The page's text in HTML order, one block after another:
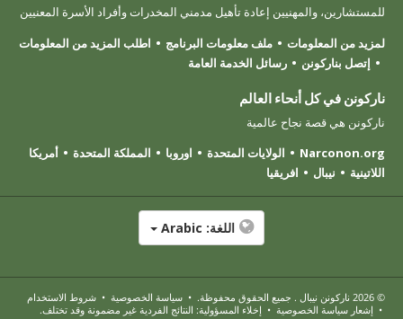
للمستشارين، والمهنيين إعادة تأهيل مدمني المخدرات وأفراد الأسرة المعنيين
لمزيد من المعلومات
ملف معلومات البرنامج
اطلب المزيد من المعلومات
إتصل بناركونن
رسائل الخدمة العامة
ناركونن في كل أنحاء العالم
ناركونن هي قصة نجاح عالمية
Narconon.org
الولايات المتحدة اوروبا المملكة المتحدة
أمريكا
اللاتينية
نيبال افريقيا
اللغة:
© 2026 ناركونن نيبال . جميع الحقوق محفوظة. • سياسة الخصوصية • شروط الاستخدام
• إشعار سياسة الخصوصية • إخلاء المسؤولية: النتائج الفردية غير مضمونة وقد تختلف.